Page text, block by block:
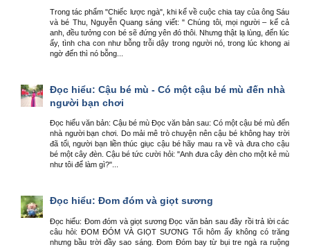
Trong tác phẩm "Chiếc lược ngà", khi kể về cuộc chia tay của ông Sáu
và bé Thu, Nguyễn Quang sáng viết: " Chúng tôi, mọi người – kể cả
anh, đều tưởng con bé sẽ đứng yên đó thôi. Nhưng thật lạ lùng, đến lúc
ấy, tình cha con như bỗng trỗi dậy trong người nó, trong lúc khong ai
ngờ đến thì nó bỗng...
Đọc hiểu: Cậu bé mù - Có một cậu bé mù đến nhà
người bạn chơi
Đọc hiểu văn bản: Cậu bé mù Đọc văn bản sau: Có một cậu bé mù đến
nhà người bạn chơi. Do mải mê trò chuyện nên cậu bé không hay trời
đã tối, người bạn liền thúc giục cậu bé hãy mau ra về và đưa cho cậu
bé một cây đèn. Cậu bé tức cười hỏi: "Anh đưa cây đèn cho một kẻ mù
như tôi để làm gì?"...
Đọc hiểu: Đom đóm và giọt sương
Đọc hiểu: Đom đóm và giọt sương Đọc văn bản sau đây rồi trả lời các
câu hỏi: ĐOM ĐÓM VÀ GIỌT SƯƠNG Tối hôm ấy không có trăng
nhưng bầu trời đầy sao sáng. Đom Đóm bay từ bụi tre ngà ra ruộng